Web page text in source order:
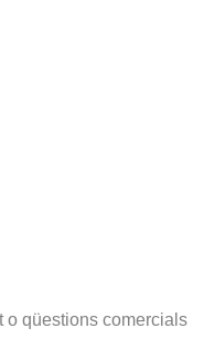
o qüestions comercials